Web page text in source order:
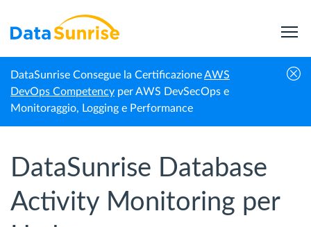
DataSunrise Consegue la CertificazioneAWS
DevOps Competency per AWS DevSecOps e
Monitoraggio, Logging e Performance
Homepage Hydra Monitoraggio delle attività
DataSunrise Database
Activity Monitoring per